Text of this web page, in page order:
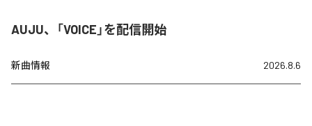
AUJU、「VOICE」を配信開始
新曲情報 2026.8.6